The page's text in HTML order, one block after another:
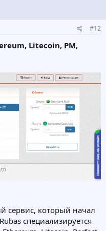
#12
Litecoin, PM,
сервис, который начал
специализируется